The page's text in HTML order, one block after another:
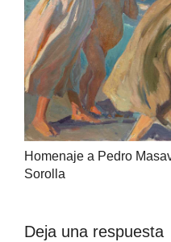
Homenaje a Pedro
Sorolla
Deja una respuesta